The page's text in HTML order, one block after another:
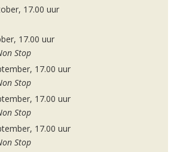
17.00 uur
17.00 uur
Stop
17.00 uur
Stop
17.00 uur
Stop
17.00 uur
Stop